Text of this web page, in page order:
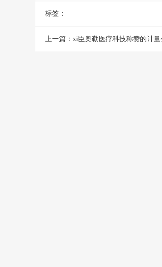
标签：
上一篇： xi臣奥勒医疗科技称赞的计量